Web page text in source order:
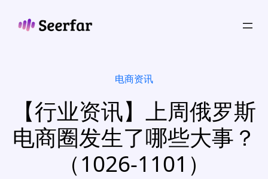
电商资讯
【行业资讯】上周俄罗斯
电商圈发生了哪些大事？
（1026-1101）